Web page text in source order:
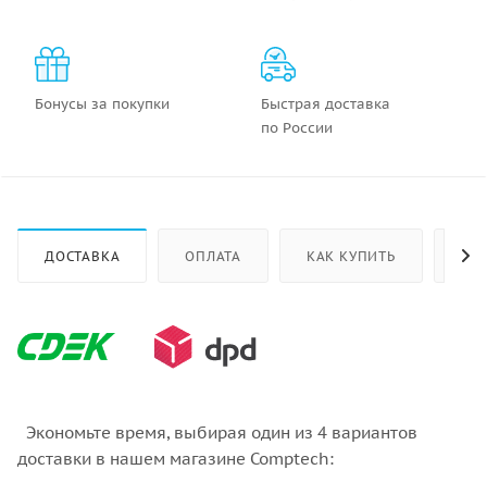
Бонусы за покупки
Быстрая доставка
по России
ДОСТАВКА ОПЛАТА КАК КУПИТЬ
Экономьте время, выбирая один из 4 вариантов
доставки в нашем магазине Comptech: